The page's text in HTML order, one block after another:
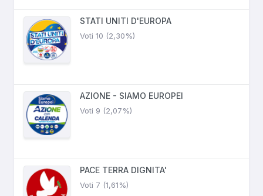
STATI UNITI D'EUROPA
Voti 10 (2,30%)
AZIONE - SIAMO EUROPEI
Voti 9 (2,07%)
PACE TERRA DIGNITA'
Voti 7 (1,61%)